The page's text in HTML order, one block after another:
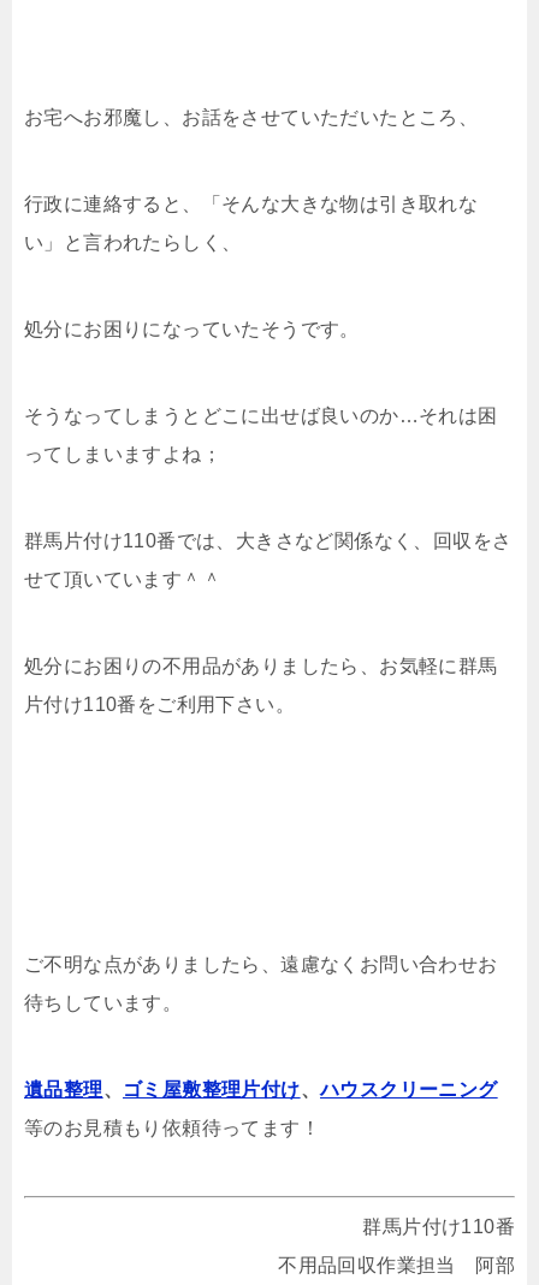
お宅へお邪魔し、お話をさせていただいたところ、
行政に連絡すると、「そんな大きな物は引き取れな
い」と言われたらしく、
処分にお困りになっていたそうです。
そうなってしまうとどこに出せば良いのか…それは困
ってしまいますよね；
群馬片付け110番では、大きさなど関係なく、回収をさ
せて頂いています＾＾
処分にお困りの不用品がありましたら、お気軽に群馬
片付け110番をご利用下さい。
ご不明な点がありましたら、遠慮なくお問い合わせお
待ちしています。
遺品整理、 ゴミ屋敷整理片付け、ハウスクリーニング
等のお見積もり依頼待ってます！
群馬片付け110番
不用品回収作業担当 阿部